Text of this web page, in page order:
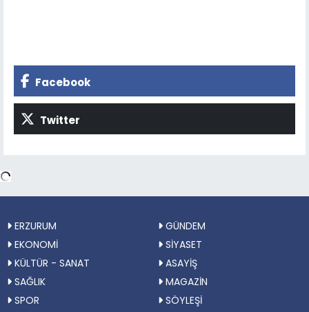
Facebook
Twitter
ERZURUM
GÜNDEM
EKONOMİ
SİYASET
KÜLTÜR - SANAT
ASAYİŞ
SAĞLIK
MAGAZİN
SPOR
SÖYLEŞİ